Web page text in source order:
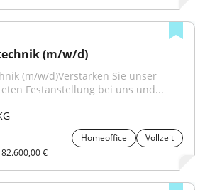
(m/w/d)
(m/w/d)Verstärken Sie unser
Festanstellung bei uns und...
Homeoffice
Vollzeit
€